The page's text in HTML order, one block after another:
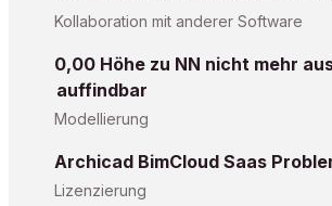
Kollaboration mit anderer Software
0,00 Höhe zu NN nicht mehr
auffindbar
Modellierung
Archicad BimCloud Saas
Lizenzierung